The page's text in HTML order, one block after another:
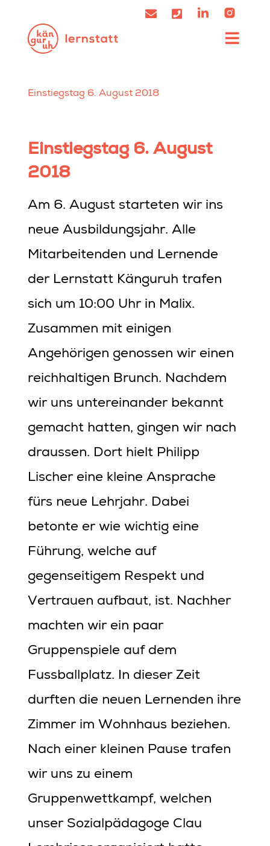
Einstiegstag 6. August 2018
Einstiegstag 6. August
2018
Am 6. August starteten wir ins
neue Ausbildungsjahr. Alle
Mitarbeitenden und Lernende
der Lernstatt Känguruh trafen
sich um 10:00 Uhr in Malix.
Zusammen mit einigen
Angehörigen genossen wir einen
reichhaltigen Brunch. Nachdem
wir uns untereinander bekannt
gemacht hatten, gingen wir nach
draussen. Dort hielt Philipp
Lischer eine kleine Ansprache
fürs neue Lehrjahr. Dabei
betonte er wie wichtig eine
Führung, welche auf
gegenseitigem Respekt und
Vertrauen aufbaut, ist. Nachher
machten wir ein paar
Gruppenspiele auf dem
Fussballplatz. In dieser Zeit
durften die neuen Lernenden ihre
Zimmer im Wohnhaus beziehen.
Nach einer kleinen Pause trafen
wir uns zu einem
Gruppenwettkampf, welchen
unser Sozialpädagoge Clau